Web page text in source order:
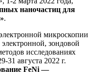
наночастиц для
.
микроскопии
зондовой
исследованиях
31 августа 2022 г.
FeNi —